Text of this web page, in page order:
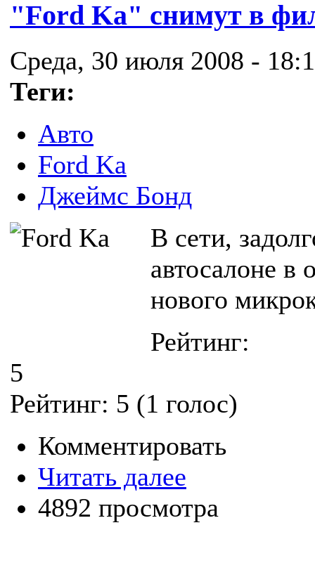
"Ford Ka" снимут в
Среда, 30 июля 2008 -
Теги:
Авто
Ford Ka
Джеймс Бонд
В сети,
автосалоне в
нового
Рейтинг:
5
Рейтинг: 5 (1 голос)
Комментировать
Читать далее
4892 просмотра